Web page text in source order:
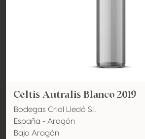
Celtis Autralis Blanco 2019
Bodegas Crial Lledó S.l.
España - Aragón
Bajo Aragón